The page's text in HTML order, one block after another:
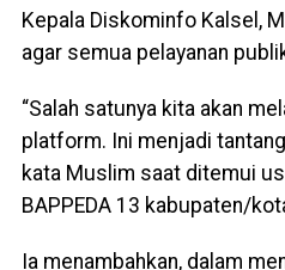
Kepala Diskominfo Kalsel,
agar semua pelayanan
“Salah satunya kita akan
platform. Ini menjadi
kata Muslim saat ditemui
BAPPEDA 13 kabupaten/
Ia menambahkan, dalam